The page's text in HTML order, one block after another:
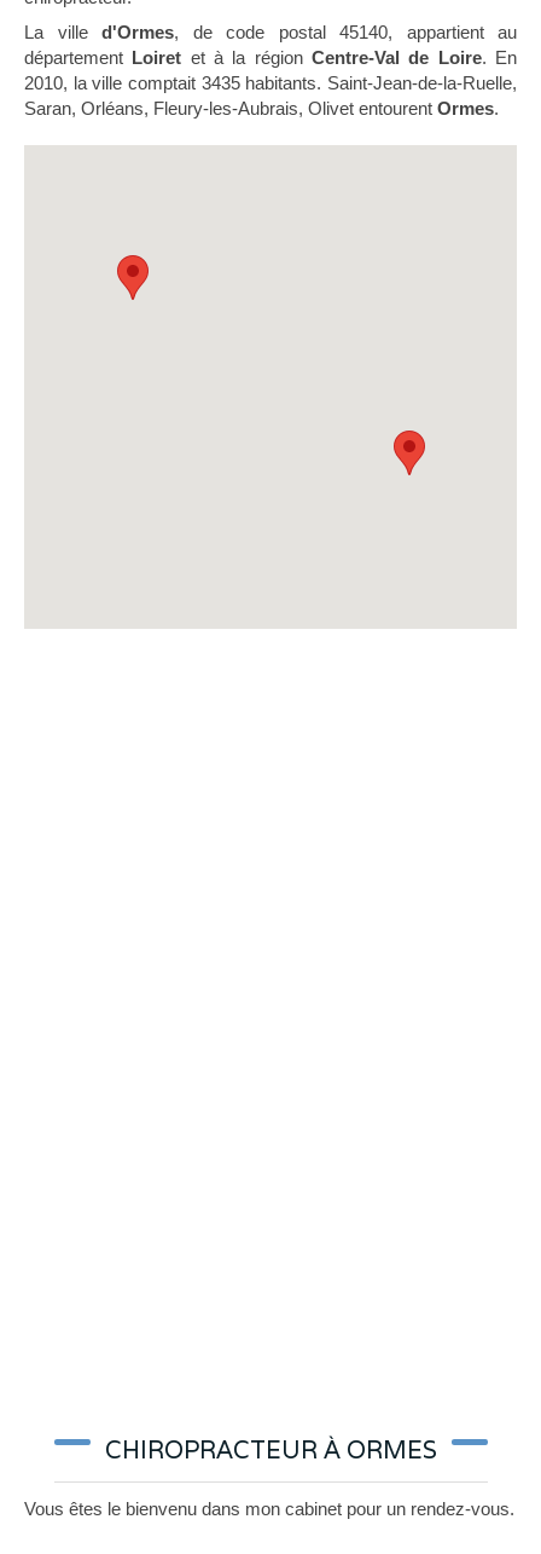
La villed'Ormes, de code postal 45140, appartient au
département Loiret et à la régionCentre-Val de Loire. En
2010, la ville comptait 3435 habitants. Saint-Jean-de-la-Ruelle,
Saran, Orléans, Fleury-les-Aubrais, Olivet entourent Ormes.
CHIROPRACTEUR À ORMES
Vous êtes le bienvenu dans mon cabinet pour un rendez-vous.